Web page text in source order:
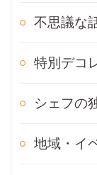
不思議な
特別デコ
シェフの
地域・イ